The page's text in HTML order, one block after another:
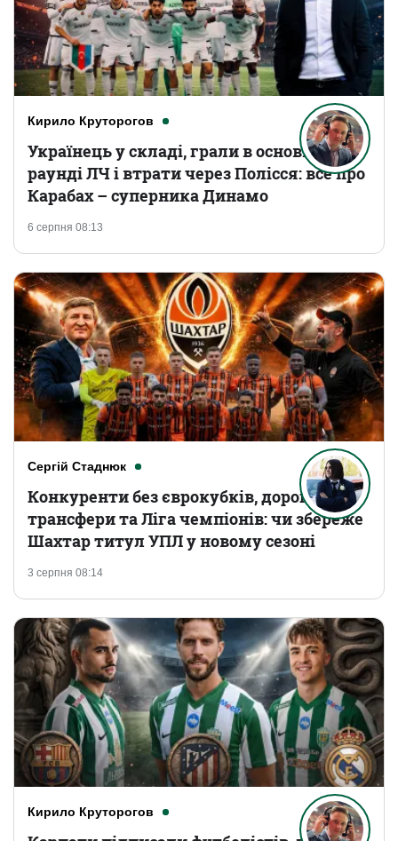
Кирило Круторогов
6 серпня 08:13
Українець у складі, грали в основному
раунді ЛЧ і втрати через Полісся: все про
Карабах – суперника Динамо
Сергій Стаднюк
3 серпня 08:14
Конкуренти без єврокубків, дорогі
трансфери та Ліга чемпіонів: чи збереже
Шахтар титул УПЛ у новому сезоні
Кирило Круторогов